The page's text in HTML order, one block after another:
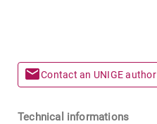
mailContact an UNIGE author
Technical informations